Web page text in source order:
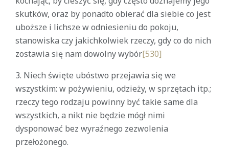
skutków, oraz by ponadto obierać dla siebie co jest
uboższe i lichsze w odniesieniu do pokoju,
stanowiska czy jakichkolwiek rzeczy, gdy co do nich
zostawia się nam dowolny wybór[530]
3. Niech święte ubóstwo przejawia się we
wszystkim: w pożywieniu, odzieży, w sprzętach itp.;
rzeczy tego rodzaju powinny być takie same dla
wszystkich, a nikt nie będzie mógł nimi
dysponować bez wyraźnego zezwolenia
przełożonego.